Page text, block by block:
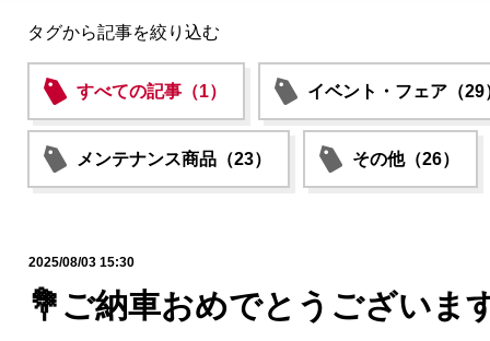
タグから記事を絞り込む
すべての記事（1） イベント・フェア（29
メンテナンス商品（23） その他（26）
2025/08/03 15:30
💐ご納車おめでとうございま